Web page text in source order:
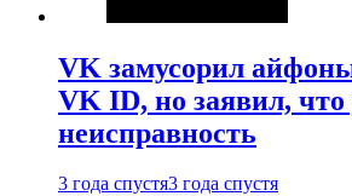
VK замусорил
VK ID, но заявил, что
неисправность
3 года спустя3 года спустя